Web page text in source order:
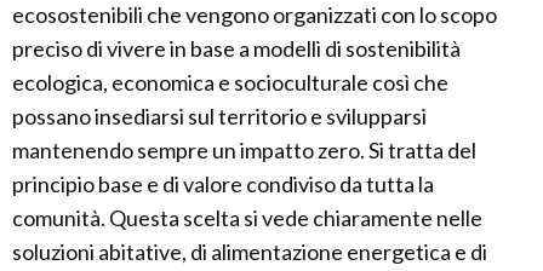
ecosostenibili che vengono organizzati con lo scopo
preciso di vivere in base a modelli di sostenibilità
ecologica, economica e socioculturale così che
possano insediarsi sul territorio e svilupparsi
mantenendo sempre un impatto zero. Si tratta del
principio base e di valore condiviso da tutta la
comunità. Questa scelta si vede chiaramente nelle
soluzioni abitative, di alimentazione energetica e di